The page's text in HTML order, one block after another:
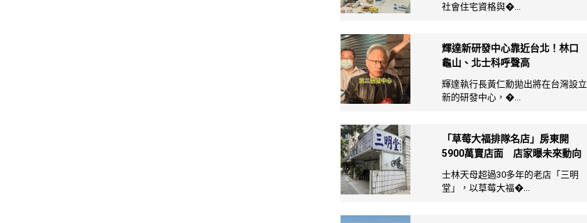
社會住宅資格與�...
輝達新研發中心靠近台北！林口
龜山、北士科呼聲高
輝達執行長黃仁勳拋出將在台灣設立
新的研發中心，�...
「草莓大福排隊名店」房東開
5900萬賣店面 店家曝未來動向
士林天母超過30多年的老店「三明
堂」，以草莓大福�...